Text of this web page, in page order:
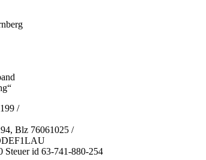
/
Blz 76061025 /
Steuer id 63-741-880-254